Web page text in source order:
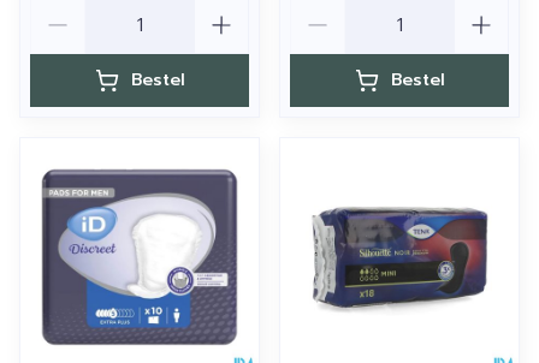
Bestel Bestel